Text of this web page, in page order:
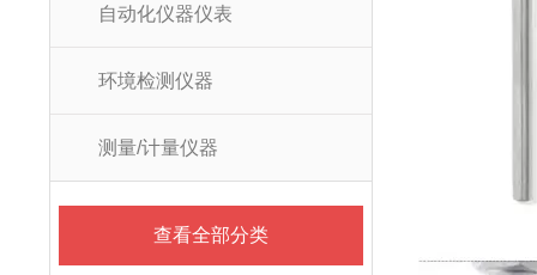
自动化仪器仪表
环境检测仪器
测量/计量仪器
查看全部分类